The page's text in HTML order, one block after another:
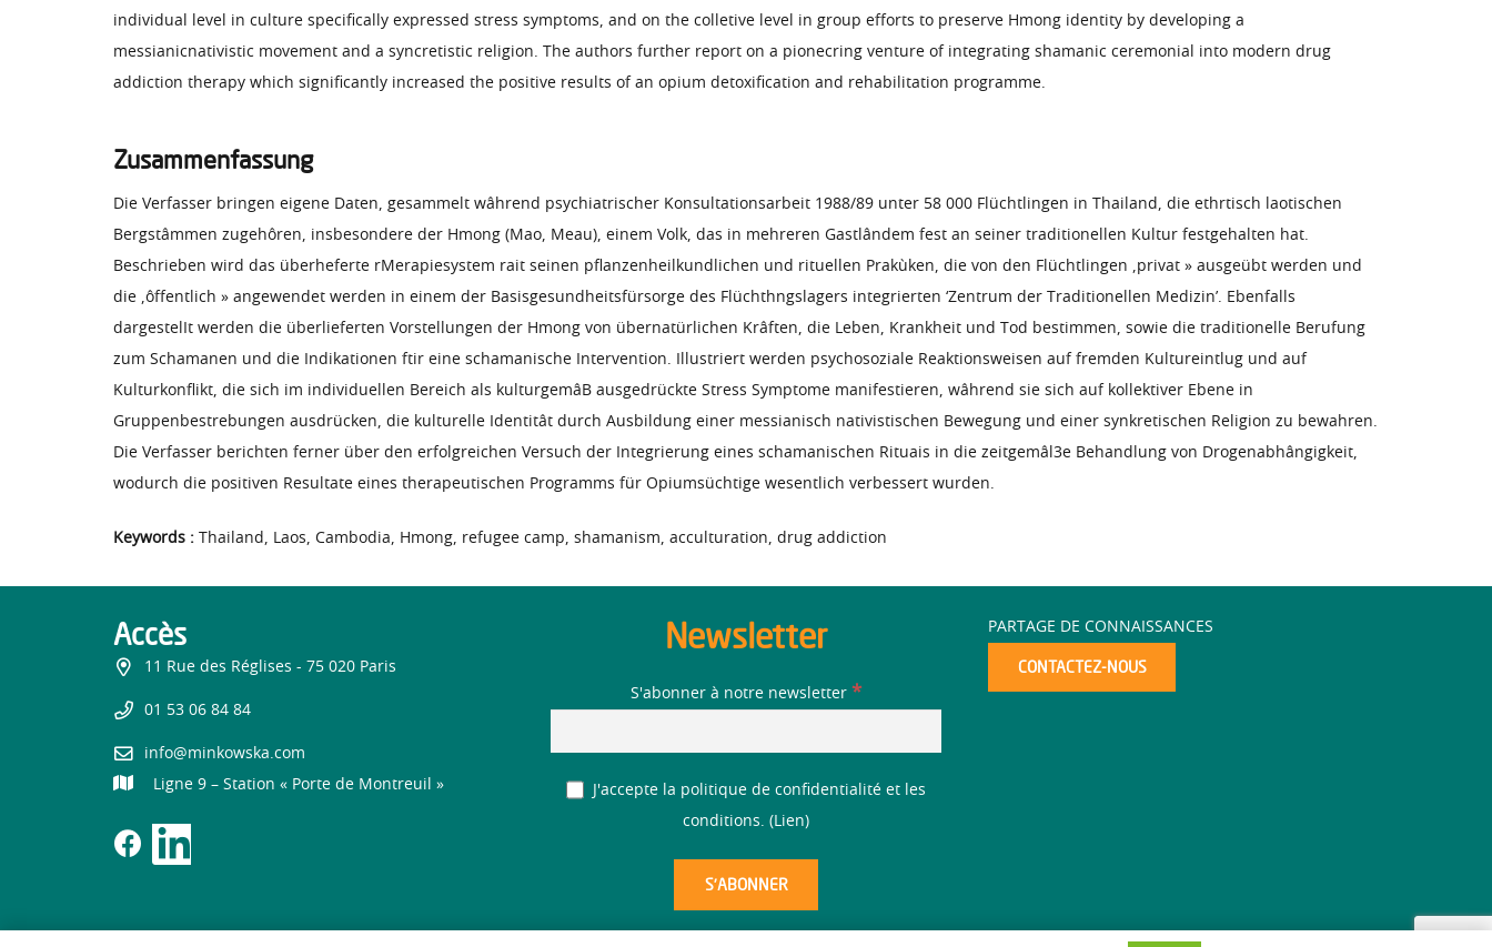
individual level in culture specifically expressed stress symptoms, and on the colletive level in group efforts to preserve Hmong identity by developing a
messianicnativistic movement and a syncretistic religion. The authors further report on a pionecring venture of integrating shamanic ceremonial into modern drug
addiction therapy which significantly increased the positive results of an opium detoxification and rehabilitation programme.
Zusammenfassung
Die Verfasser bringen eigene Daten, gesammelt wâhrend psychiatrischer Konsultationsarbeit 1988/89 unter 58 000 Flüchtlingen in Thailand, die ethrtisch laotischen
Bergstâmmen zugehôren, insbesondere der Hmong (Mao, Meau), einem Volk, das in mehreren Gastlândem fest an seiner traditionellen Kultur festgehalten hat.
Beschrieben wird das überheferte rMerapiesystem rait seinen pflanzenheilkundlichen und rituellen Prakùken, die von den Flüchtlingen ,privat » ausgeübt werden und
die ,ôffentlich » angewendet werden in einem der Basisgesundheitsfürsorge des Flüchthngslagers integrierten ‘Zentrum der Traditionellen Medizin’. Ebenfalls
dargestelIt werden die überlieferten Vorstellungen der Hmong von übernatürlichen Krâften, die Leben, Krankheit und Tod bestimmen, sowie die traditionelle Berufung
zum Schamanen und die Indikationen ftir eine schamanische Intervention. Illustriert werden psychosoziale Reaktionsweisen auf fremden Kultureintlug und auf
Kulturkonflikt, die sich im individuellen Bereich als kulturgemâB ausgedrückte Stress Symptome manifestieren, wâhrend sie sich auf kollektiver Ebene in
Gruppenbestrebungen ausdrücken, die kulturelle Identitât durch Ausbildung einer messianisch nativistischen Bewegung und einer synkretischen Religion zu bewahren.
Die Verfasser berichten ferner über den erfolgreichen Versuch der Integrierung eines schamanischen Rituais in die zeitgemâl3e Behandlung von Drogenabhângigkeit,
wodurch die positiven Resultate eines therapeutischen Programms für Opiumsüchtige wesentlich verbessert wurden.
Keywords : Thailand, Laos, Cambodia, Hmong, refugee camp, shamanism, acculturation, drug addiction
Accès
11 Rue des Réglises - 75 020 Paris
01 53 06 84 84
info@minkowska.com
Ligne 9 – Station « Porte de Montreuil »
Newsletter
S'abonner à notre newsletter *
J'accepte la politique de confidentialité et les
conditions. ( Lien)
PARTAGE DE CONNAISSANCES
CONTACTEZ-NOUS